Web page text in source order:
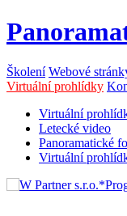
Školení Webové
Virtuální prohlídky
Virtuální
Letecké video
Panoramatické
Virtuální